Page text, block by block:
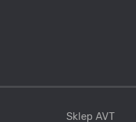
Sklep AVT